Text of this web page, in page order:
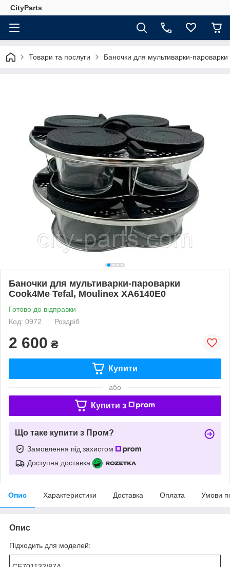
CityParts
Товари та послуги Баночки для мультиварки-
Баночки для мультиварки-пароварки
Cook4Me Tefal, Moulinex XA6140E0
Готово до відправки
Код: 0972
Роздріб
2 600 ₴
Купити
або
Купити з
Що таке купити з Пром?
Замовлення під захистом
Доступна доставка
Опис Характеристики Доставка Оплата Умови
Опис
Підходить для моделей: